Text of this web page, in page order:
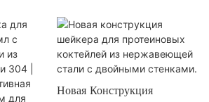
Новая Конструкция